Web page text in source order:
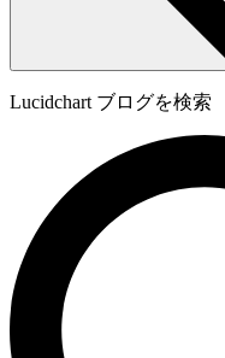
Lucidchart ブログを検索